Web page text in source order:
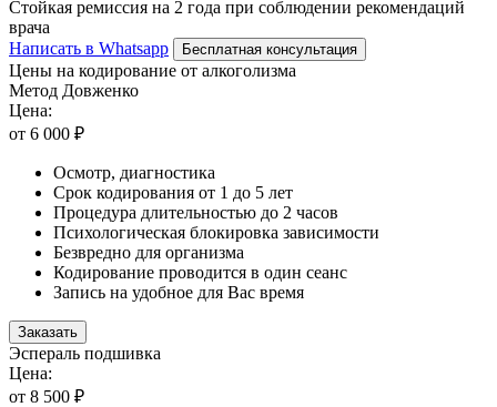
Стойкая ремиссия на 2 года при соблюдении рекомендаций
врача
Написать в Whatsapp
Бесплатная консультация
Цены на кодирование от алкоголизма
Метод Довженко
Цена:
от 6 000 ₽
Осмотр, диагностика
Срок кодирования от 1 до 5 лет
Процедура длительностью до 2 часов
Психологическая блокировка зависимости
Безвредно для организма
Кодирование проводится в один сеанс
Запись на удобное для Вас время
Заказать
Эспераль подшивка
Цена:
от 8 500 ₽